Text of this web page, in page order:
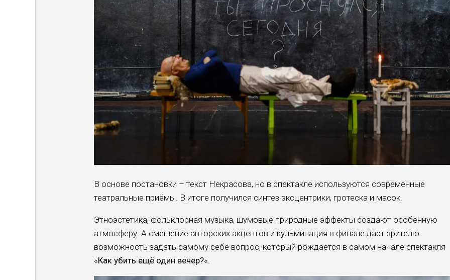
В основе постановки – текст Некрасова, но в спектакле используются современные
театральные приёмы. В итоге получился синтез эксцентрики, гротеска и масок.
Этноэстетика, фольклорная музыка, шумовые природные эффекты создают особенную
атмосферу. А смещение авторских акцентов и кульминация в финале даст зрителю
возможность задать самому себе вопрос, который рождается в самом начале спектакля
«Как убить ещё один вечер?«.